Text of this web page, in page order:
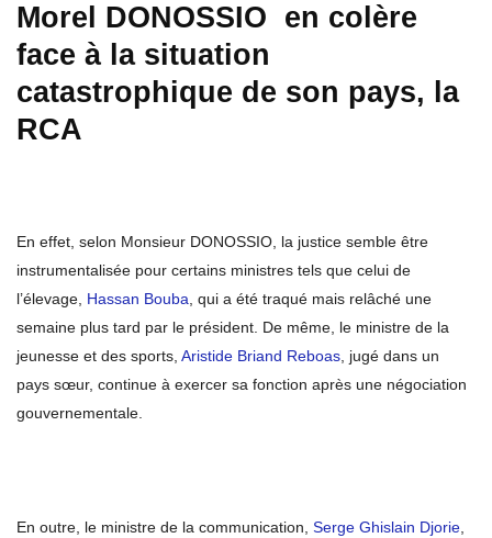
Morel DONOSSIO en colère
face à la situation
catastrophique de son pays, la
RCA
En effet, selon Monsieur DONOSSIO, la justice semble être
instrumentalisée pour certains ministres tels que celui de
l’élevage, Hassan Bouba, qui a été traqué mais relâché une
semaine plus tard par le président. De même, le ministre de la
jeunesse et des sports, Aristide Briand Reboas, jugé dans un
pays sœur, continue à exercer sa fonction après une négociation
gouvernementale.
En outre, le ministre de la communication, Serge Ghislain Djorie,